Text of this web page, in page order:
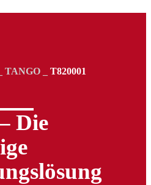
TANGO T820001
Die